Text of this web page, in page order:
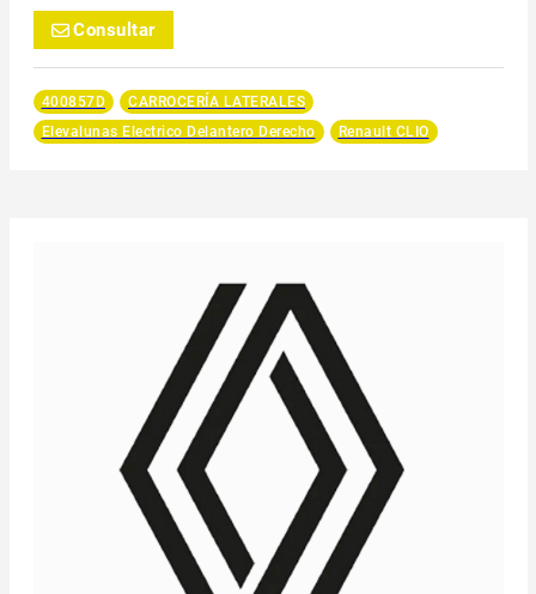
Consultar
400857D
CARROCERÍA LATERALES
Elevalunas Electrico Delantero Derecho
Renault CLIO